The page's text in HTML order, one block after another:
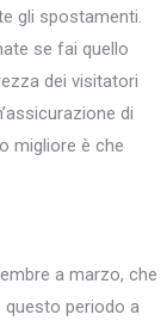
gli spostamenti.
se fai quello
dei visitatori
di
migliore è che
a marzo, che
questo periodo a